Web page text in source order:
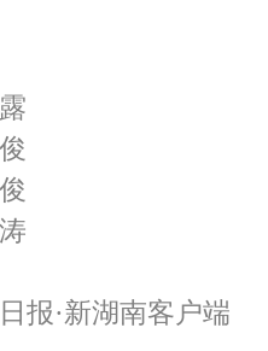
报·新湖南客户端